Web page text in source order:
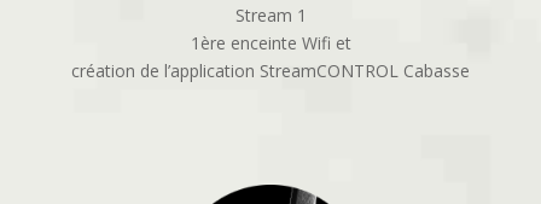
Stream 1
1ère enceinte Wifi et
création de l’application StreamCONTROL Cabasse